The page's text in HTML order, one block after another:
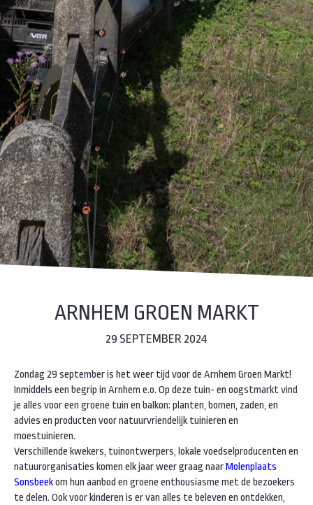
ARNHEM GROEN MARKT
29 SEPTEMBER 2024
Zondag 29 september is het weer tijd voor de Arnhem Groen Markt!
Inmiddels een begrip in Arnhem e.o. Op deze tuin- en oogstmarkt vind
je alles voor een groene tuin en balkon: planten, bomen, zaden, en
advies en producten voor natuurvriendelijk tuinieren en
moestuinieren.
Verschillende kwekers, tuinontwerpers, lokale voedselproducenten en
natuurorganisaties komen elk jaar weer graag naarMolenplaats
Sonsbeekom hun aanbod en groene enthousiasme met de bezoekers
te delen. Ook voor kinderen is er van alles te beleven en ontdekken,